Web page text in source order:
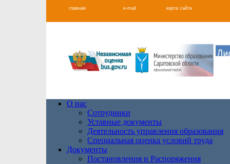
главная e-mail карта сайта
О нас
Сотрудники
Уставные документы
Деятельность управления образования
Специальная оценка условий труда
Документы
Постановления и Распоряжения